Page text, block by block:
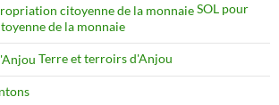
SOL pour
de la monnaie
Terre et terroirs d'Anjou